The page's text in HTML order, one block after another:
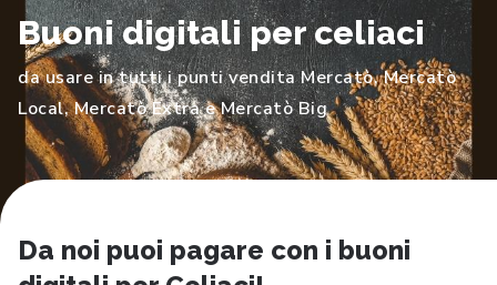
Buoni digitali per celiaci
da usare in tutti i punti vendita Mercatò, Mercatò
Local, Mercatò Extra e Mercatò Big
Da noi puoi pagare con i buoni